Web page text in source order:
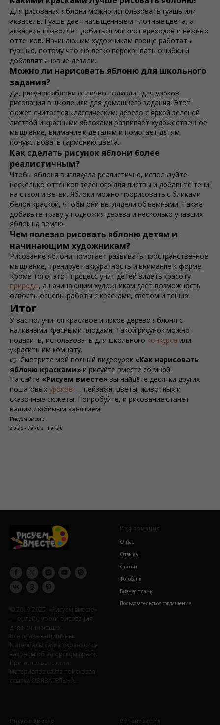
Для рисования яблони можно использовать гуашь или
акварель. Гуашь дает насыщенные и плотные цвета, а
акварель позволяет добиться мягких переходов и нежных
оттенков. Начинающим художникам проще работать
гуашью, потому что ею легко перекрывать ошибки и
добавлять новые детали.
Можно ли нарисовать яблоню для школьного
задания?
Да, рисунок яблони отлично подходит для уроков
рисования в школе или для домашнего задания. Этот
сюжет считается классическим: дерево с яркой зеленой
листвой и красными яблоками развивает художественное
мышление, внимание к деталям и помогает детям
почувствовать гармонию цвета.
Как сделать рисунок яблони более
реалистичным?
Чтобы яблоня выглядела реалистично, используйте
несколько оттенков зеленого для листвы и добавьте тени
на ствол и ветви. Яблоки можно прорисовать с бликами
белой краской, чтобы они выглядели объемными. Также
добавьте траву у подножия дерева и несколько упавших
яблок на землю.
Чем полезно рисовать яблоню детям и
начинающим художникам?
Рисование яблони помогает развивать пространственное
мышление, тренирует аккуратность и внимание к форме.
Кроме того, этот процесс учит детей видеть красоту
природы, а начинающим художникам дает возможность
освоить основы работы с красками, светом и тенью.
Итог
У вас получится красивое и яркое дерево яблоня с
наливными красными плодами. Такой рисунок можно
подарить, использовать для школьного конкурса или
украсить им комнату.
👉 Смотрите мой полный видеоурок «Как нарисовать
яблоню красками» и рисуйте вместе со мной.
На сайте «Рисуем вместе» вы найдёте десятки других
пошаговых уроков — пейзажи, цветы, животных и
сказочные сюжеты. Попробуйте, и рисование станет
вашим любимым занятием!
Рисуем вместе
2025-09-02 19:26
© 2019-2025. «Рисуем вместе»
— онлайн уроки рисования
для начинающих.
Все права защищены.
Материалы сайта охраняются
законом об авторском праве.
При использовании
материалов сайта поисковая
ссылка ОБЯЗАТЕЛЬНА.
Информация
О нас
Отзывы
Статьи
Фотобанк
Бизнес-планы
Пользовательское соглашение
Рисуем вместе
Организация